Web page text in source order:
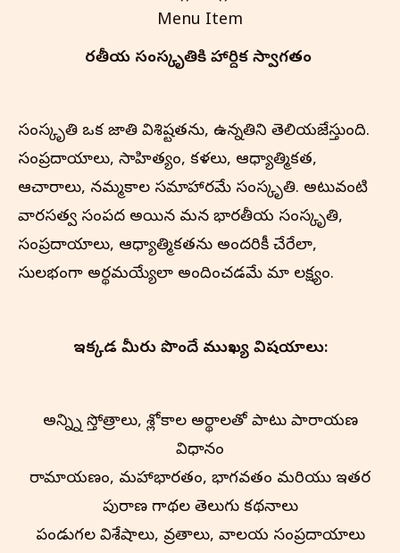
Menu Item
భారతీయ సంస్కృతి‌కి హార్దిక స్వాగతం
సంస్కృతి ఒక జాతి విశిష్టతను, ఉన్నతిని తెలియజేస్తుంది.
సంప్రదాయాలు, సాహిత్యం, కళలు, ఆధ్యాత్మికత,
ఆచారాలు, నమ్మకాల సమాహారమే సంస్కృతి. అటువంటి
వారసత్వ సంపద అయిన మన భారతీయ సంస్కృతి,
సంప్రదాయాలు, ఆధ్యాత్మికతను అందరికీ చేరేలా,
సులభంగా అర్థమయ్యేలా అందించడమే మా లక్ష్యం.
ఇక్కడ మీరు పొందే ముఖ్య విషయాలు:
అన్న్ని స్తోత్రాలు, శ్లోకాల అర్థాలతో పాటు పారాయణ
విధానం
రామాయణం, మహాభారతం, భాగవతం మరియు ఇతర
పురాణ గాథల తెలుగు కథనాలు
పండుగల విశేషాలు, వ్రతాలు, దేవాలయ సంప్రదాయాలు